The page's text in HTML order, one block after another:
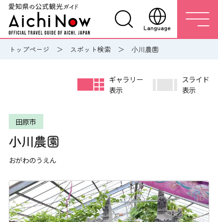
Language
トップページ スポット検索 小川農園
田原市
小川農園
おがわのうえん
ギャラリー
表示
スライド
表示